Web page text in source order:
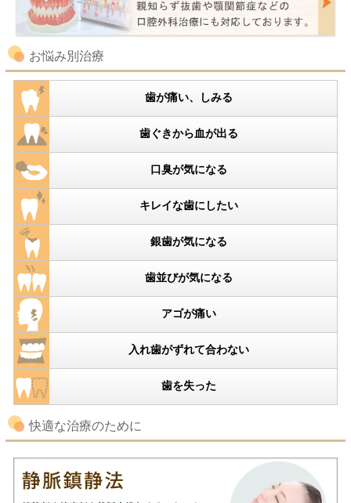
お悩み別治療
歯が痛い、しみる
歯ぐきから血が出る
口臭が気になる
キレイな歯にしたい
銀歯が気になる
歯並びが気になる
アゴが痛い
入れ歯がずれて合わない
歯を失った
快適な治療のために